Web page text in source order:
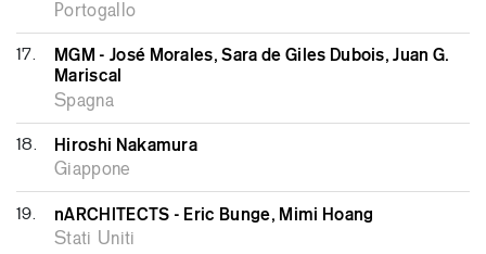
Portogallo
17.
MGM - José Morales, Sara de Giles Dubois, Juan G.
Mariscal
Spagna
18. Hiroshi Nakamura
Giappone
19. nARCHITECTS - Eric Bunge, Mimi Hoang
Stati Uniti